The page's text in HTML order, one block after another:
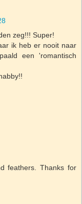
zeg!!! Super!
ik heb er nooit naar
een 'romantisch
feathers. Thanks for